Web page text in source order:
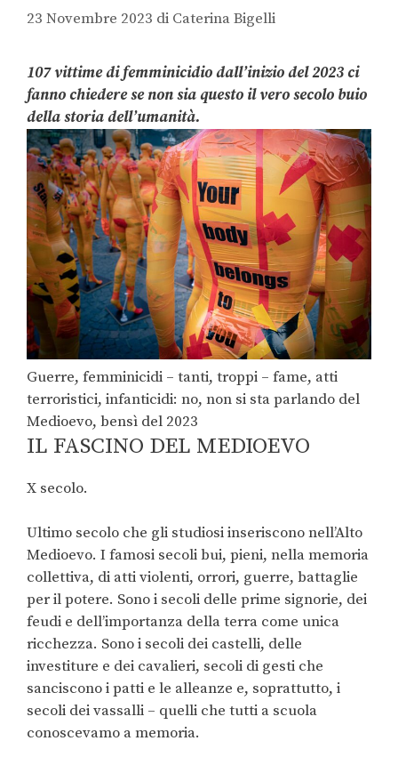
23 Novembre 2023 di Caterina Bigelli
107 vittime di femminicidio dall’inizio del 2023 ci
fanno chiedere se non sia questo il vero secolo buio
della storia dell’umanità.
Guerre, femminicidi – tanti, troppi – fame, atti
terroristici, infanticidi: no, non si sta parlando del
Medioevo, bensì del 2023
IL FASCINO DEL MEDIOEVO
X secolo.
Ultimo secolo che gli studiosi inseriscono nell’Alto
Medioevo. I famosi secoli bui, pieni, nella memoria
collettiva, di atti violenti, orrori, guerre, battaglie
per il potere. Sono i secoli delle prime signorie, dei
feudi e dell’importanza della terra come unica
ricchezza. Sono i secoli dei castelli, delle
investiture e dei cavalieri, secoli di gesti che
sanciscono i patti e le alleanze e, soprattutto, i
secoli dei vassalli – quelli che tutti a scuola
conoscevamo a memoria.